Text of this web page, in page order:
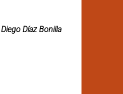
Diego Díaz Bonilla